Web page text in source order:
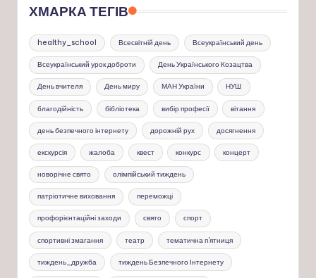
ХМАРКА ТЕГІВ
healthy_school Всесвітній день Всеукраїнський день
Всеукраїнський урок доброти День Українського Козацтва
День вчителя День миру МАН України НУШ
благодійність бібліотека вибір професії вітання
день безпечного інтернету дорожній рух досягнення
екскурсія жалоба квест конкурс концерт
новорічне свято олімпійський тиждень
патріотичне виховання переможці
профорієнтаційні заходи свято спорт
спортивні змагання театр тематична п'ятниця
тиждень_дружба тиждень Безпечного Інтернету